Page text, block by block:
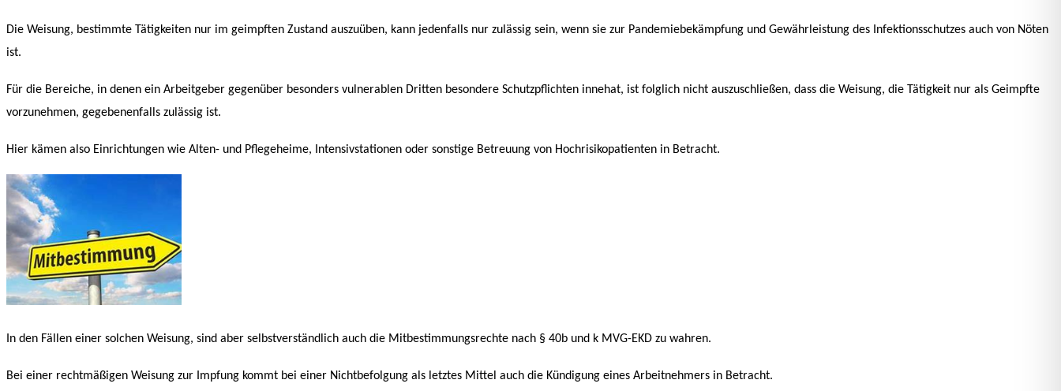
Die Weisung, bestimmte Tätigkeiten nur im geimpften Zustand auszuüben, kann jedenfalls nur zulässig sein, wenn sie zur Pandemiebekämpfung und Gewährleistung des Infektionsschutzes auch von Nöten
ist.
Für die Bereiche, in denen ein Arbeitgeber gegenüber besonders vulnerablen Dritten besondere Schutzpflichten innehat, ist folglich nicht auszuschließen, dass die Weisung, die Tätigkeit nur als Geimpfte
vorzunehmen, gegebenenfalls zulässig ist.
Hier kämen also Einrichtungen wie Alten- und Pflegeheime, Intensivstationen oder sonstige Betreuung von Hochrisikopatienten in Betracht.
In den Fällen einer solchen Weisung, sind aber selbstverständlich auch die Mitbestimmungsrechte nach § 40b und k MVG-EKD zu wahren.
Bei einer rechtmäßigen Weisung zur Impfung kommt bei einer Nichtbefolgung als letztes Mittel auch die Kündigung eines Arbeitnehmers in Betracht.